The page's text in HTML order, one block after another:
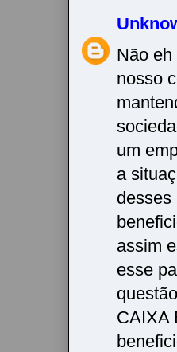
Não
nosso
um
a
desses
assim
esse
CAIXA